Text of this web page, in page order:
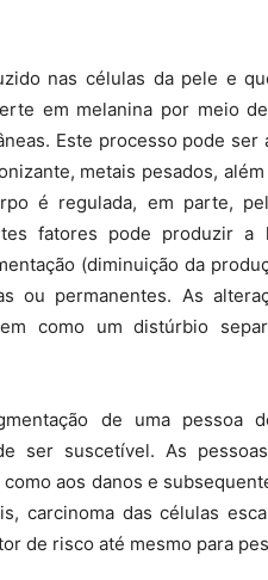
nas células da pele e
em melanina por meio
Este processo pode
metais pesados,
é regulada, em parte,
fatores pode produzir a
(diminuição da
ou permanentes. As
como um distúrbio
de uma pessoa
ser suscetível. As
aos danos e
carcinoma das células
de risco até mesmo para